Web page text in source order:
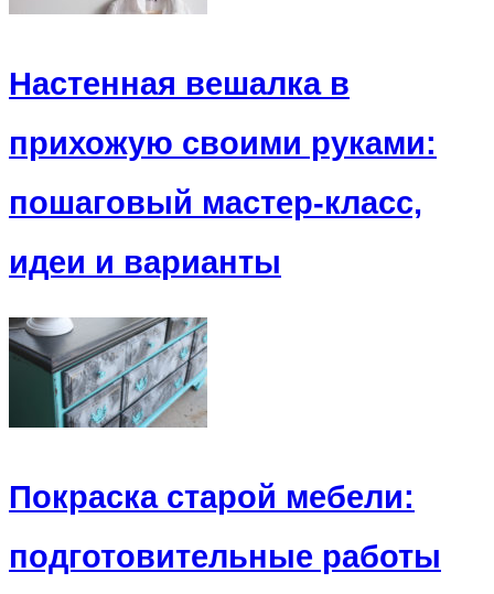
Настенная вешалка в
прихожую своими руками:
пошаговый мастер-класс,
идеи и варианты
Покраска старой мебели:
подготовительные работы